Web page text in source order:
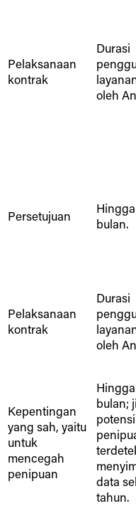
Pelaksanaan
kontrak
Durasi
oleh
Persetujuan
bulan.
Pelaksanaan
kontrak
Durasi
oleh
Kepentingan
yang sah, yaitu
untuk
mencegah
penipuan
Hingga
bulan;
potensi
data
tahun.